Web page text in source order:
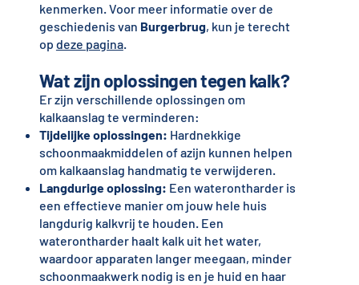
kenmerken. Voor meer informatie over de
geschiedenis van Burgerbrug, kun je terecht
op deze pagina.
Wat zijn oplossingen tegen kalk?
Er zijn verschillende oplossingen om
kalkaanslag te verminderen:
Tijdelijke oplossingen: Hardnekkige
schoonmaakmiddelen of azijn kunnen helpen
om kalkaanslag handmatig te verwijderen.
Langdurige oplossing: Een waterontharder is
een effectieve manier om jouw hele huis
langdurig kalkvrij te houden. Een
waterontharder haalt kalk uit het water,
waardoor apparaten langer meegaan, minder
schoonmaakwerk nodig is en je huid en haar